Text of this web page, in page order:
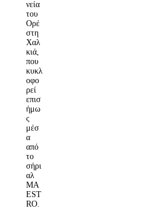
νεία
του
Ορέ
στη
Χαλ
κιά,
που
κυκλ
οφο
ρεί
επισ
ήμω
ς
μέσ
α
από
το
σήρι
αλ
MA
EST
RO.